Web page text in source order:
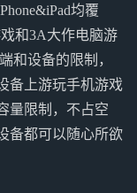
均覆
和3A大作电脑游
和设备的限制，
备上游玩手机游戏
量限制，不占空
备都可以随心所欲